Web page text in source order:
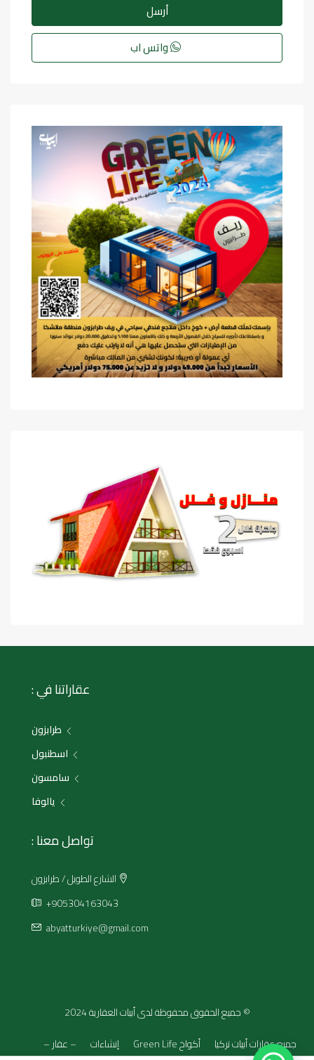
أرسل
واتس اب
عقاراتنا في :
طرابزون
اسطنبول
سامسون
يالوفا
تواصل معنا :
الشارع الطويل / طرابزون
+905304163043
abyatturkiye@gmail.com
© جميع الحقوق محفوظة لدى أبيات العقارية 2024
جميع عقارات أبيات تركيا
أكواخ Green Life إنشاءات
– عقار –